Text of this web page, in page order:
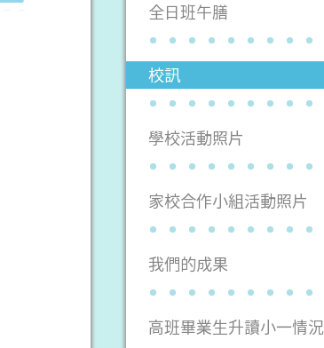
全日班午膳
校訊
學校活動照片
家校合作小組活動照片
我們的成果
高班畢業生升讀小一情況